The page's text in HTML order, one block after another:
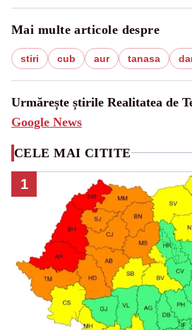
Mai multe articole despre
stiri cub aur tanasa
Urmărește știrile Realitatea de
Google News
CELE MAI CITITE
1